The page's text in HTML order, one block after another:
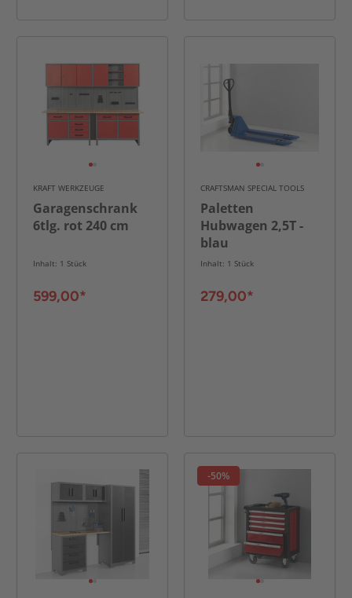
KRAFT WERKZEUGE
Garagenschrank
6tlg. rot 240 cm
Inhalt: 1 Stück
599,00*
CRAFTSMAN SPECIAL TOOLS
Paletten
Hubwagen 2,5T -
blau
Inhalt: 1 Stück
279,00*
-50%